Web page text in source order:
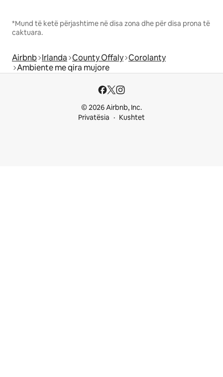
*Mund të ketë përjashtime në disa zona dhe për disa prona të
caktuara.
Airbnb Irlanda County Offaly Corolanty
Ambiente me qira mujore
© 2026 Airbnb, Inc.
Privatësia
Kushtet